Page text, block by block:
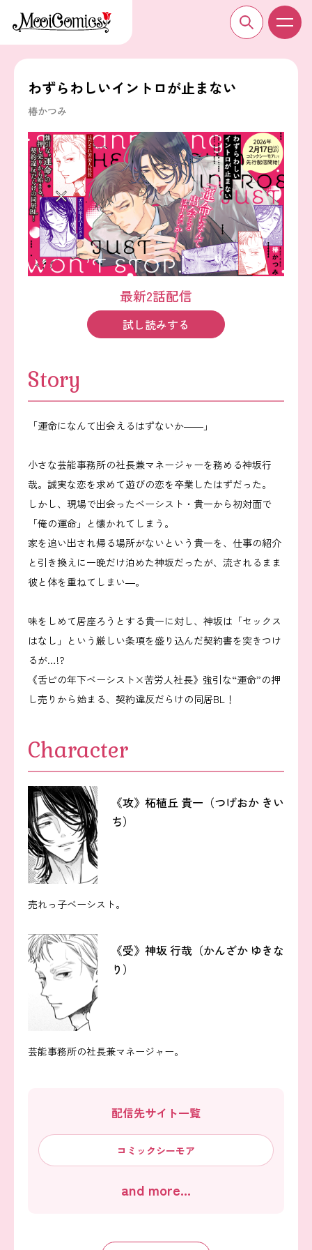
わずらわしいイントロが止まない
椿かつみ
最新2話配信
試し読みする
Story
「運命になんて出会えるはずないか――」
小さな芸能事務所の社長兼マネージャーを務める神坂行
哉。誠実な恋を求めて遊びの恋を卒業したはずだった。
しかし、現場で出会ったベーシスト・貴一から初対面で
「俺の運命」と懐かれてしまう。
家を追い出され帰る場所がないという貴一を、仕事の紹介
と引き換えに一晩だけ泊めた神坂だったが、流されるまま
彼と体を重ねてしまい―。
味をしめて居座ろうとする貴一に対し、神坂は「セックス
はなし」という厳しい条項を盛り込んだ契約書を突きつけ
るが…!?
《舌ピの年下ベーシスト×苦労人社長》強引な“運命”の押
し売りから始まる、契約違反だらけの同居BL！
Character
《攻》柘植丘 貴一（つげおか きい
ち）
売れっ子ベーシスト。
《受》神坂 行哉（かんざか ゆきな
り）
芸能事務所の社長兼マネージャー。
配信先サイト一覧
コミックシーモア
and more...